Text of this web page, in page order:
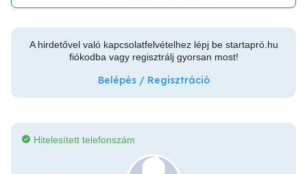
A hirdetővel való kapcsolatfelvételhez lépj be startapró.hu
fiókodba vagy regisztrálj gyorsan most!
Belépés / Regisztráció
Hitelesített telefonszám